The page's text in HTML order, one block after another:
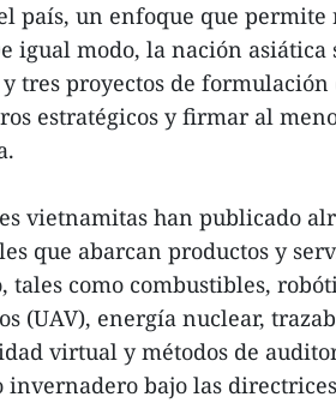
país, un enfoque que
igual modo, la nación asiática
tres proyectos de formulación
estratégicos y firmar al
vietnamitas han publicado
que abarcan productos y
como combustibles,
(UAV), energía nuclear,
virtual y métodos de
invernadero bajo las